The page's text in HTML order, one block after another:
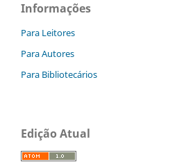
Informações
Para Leitores
Para Autores
Para Bibliotecários
Edição Atual